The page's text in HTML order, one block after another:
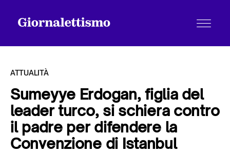
Tutti gli articoli
ATTUALITÀ
Sumeyye Erdogan, figlia del
leader turco, si schiera contro
il padre per difendere la
Convenzione di Istanbul